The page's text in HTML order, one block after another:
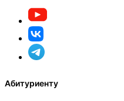
Абитуриенту